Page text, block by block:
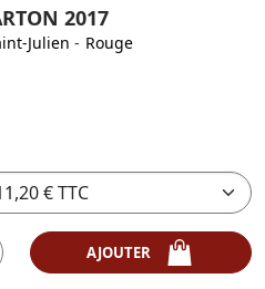
2017
Julien - Rouge